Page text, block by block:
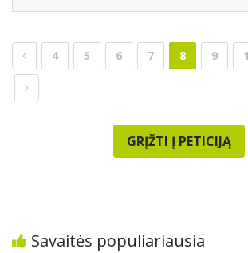
4 5 6 7 8 9
GRĮŽTI Į PETICIJĄ
Savaitės populiariausia